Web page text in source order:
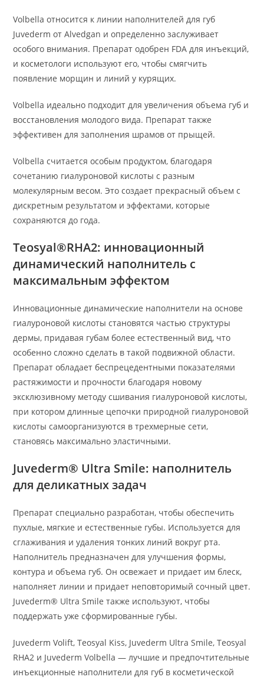
Volbella относится к линии наполнителей для губ
Juvederm от Alvedgan и определенно заслуживает
особого внимания. Препарат одобрен FDA для инъекций,
и косметологи используют его, чтобы смягчить
появление морщин и линий у курящих.
Volbella идеально подходит для увеличения объема губ и
восстановления молодого вида. Препарат также
эффективен для заполнения шрамов от прыщей.
Volbella считается особым продуктом, благодаря
сочетанию гиалуроновой кислоты с разным
молекулярным весом. Это создает прекрасный объем с
дискретным результатом и эффектами, которые
сохраняются до года.
Teosyal®RHA2: инновационный
динамический наполнитель с
максимальным эффектом
Инновационные динамические наполнители на основе
гиалуроновой кислоты становятся частью структуры
дермы, придавая губам более естественный вид, что
особенно сложно сделать в такой подвижной области.
Препарат обладает беспрецедентными показателями
растяжимости и прочности благодаря новому
эксклюзивному методу сшивания гиалуроновой кислоты,
при котором длинные цепочки природной гиалуроновой
кислоты самоорганизуются в трехмерные сети,
становясь максимально эластичными.
Juvederm® Ultra Smile: наполнитель
для деликатных задач
Препарат специально разработан, чтобы обеспечить
пухлые, мягкие и естественные губы. Используется для
сглаживания и удаления тонких линий вокруг рта.
Наполнитель предназначен для улучшения формы,
контура и объема губ. Он освежает и придает им блеск,
наполняет линии и придает неповторимый сочный цвет.
Juvederm® Ultra Smile также используют, чтобы
поддержать уже сформированные губы.
Juvederm Volift, Teosyal Kiss, Juvederm Ultra Smile, Teosyal
RHA2 и Juvederm Volbella — лучшие и предпочтительные
инъекционные наполнители для губ в косметической